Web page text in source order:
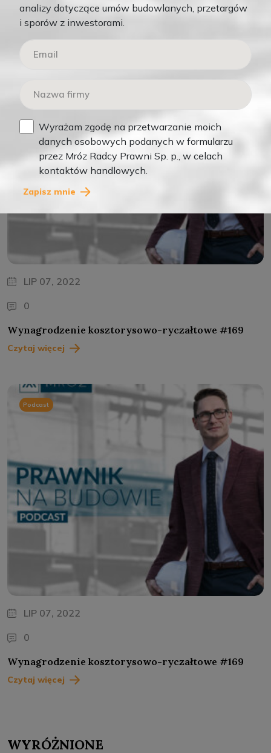
SPRAWDŹ TAKŻE
LIP 07, 2022
0
Wynagrodzenie kosztorysowo-ryczałtowe #169
Czytaj więcej
Podcast
LIP 07, 2022
0
Wynagrodzenie kosztorysowo-ryczałtowe #169
Czytaj więcej
WYRÓŻNIONE
analizy dotyczące umów budowlanych, przetargów
i sporów z inwestorami.
Wyrażam zgodę na przetwarzanie moich
danych osobowych podanych w formularzu
przez Mróz Radcy Prawni Sp. p., w celach
kontaktów handlowych.
Zapisz mnie